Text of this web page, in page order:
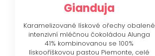
Gianduja
Karamelizované lískové ořechy obalené
intenzivní mléčnou čokoládou Alunga
41% kombinovanou se 100%
lískooříškovou pastou Piemonte, celé